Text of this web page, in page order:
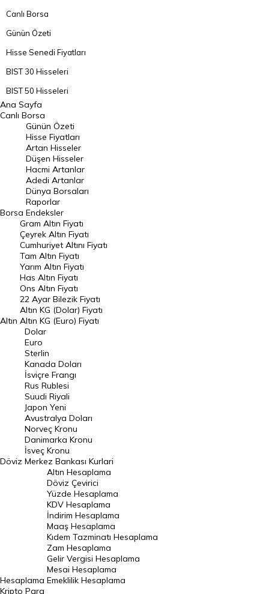
Canlı Borsa
Günün Özeti
Hisse Senedi Fiyatları
BIST 30 Hisseleri
BIST 50 Hisseleri
BIST 100 Hisseleri
En Çok Artan Hisseler
En Çok Düşen Hisseler
Hacmi Artanlar
Geçmiş Kapanışlar
Dünya Borsaları
Raporlar
Endeksler
DÖVİZ
Döviz Kuru
Dolar Kuru
Euro Kuru
Pound Kuru
Frank Kuru
Riyal Kuru
Avustralya Doları
Danimarka Kronu Kuru
Kanada Doları Kuru
Norveç Kronu Kuru
İsveç Kronu Kuru
Japon Yeni Kuru
Serbest Piyasa Döviz Kurları
Merkez Bankası Döviz Kurları
Altın Fiyatları
Ana Sayfa
Canlı Borsa
Borsa
Günün Özeti
Hisse Fiyatları
Artan Hisseler
Düşen Hisseler
Hacmi Artanlar
Adedi Artanlar
Dünya Borsaları
Raporlar
Endeksler
Altın
Gram Altın Fiyatı
Çeyrek Altın Fiyatı
Cumhuriyet Altını Fiyatı
Tam Altın Fiyatı
Yarım Altın Fiyatı
Has Altın Fiyatı
Ons Altın Fiyatı
22 Ayar Bilezik Fiyatı
Altın KG (Dolar) Fiyatı
Altın KG (Euro) Fiyatı
Döviz
Dolar
Euro
Sterlin
Kanada Doları
İsviçre Frangı
Rus Rublesi
Suudi Riyali
Japon Yeni
Avustralya Doları
Norveç Kronu
Danimarka Kronu
İsveç Kronu
Merkez Bankası Kurlari
Hesaplama
Altın Hesaplama
Döviz Çevirici
Yüzde Hesaplama
KDV Hesaplama
İndirim Hesaplama
Maaş Hesaplama
Kıdem Tazminatı Hesaplama
Zam Hesaplama
Gelir Vergisi Hesaplama
Mesai Hesaplama
Emeklilik Hesaplama
Kripto Para